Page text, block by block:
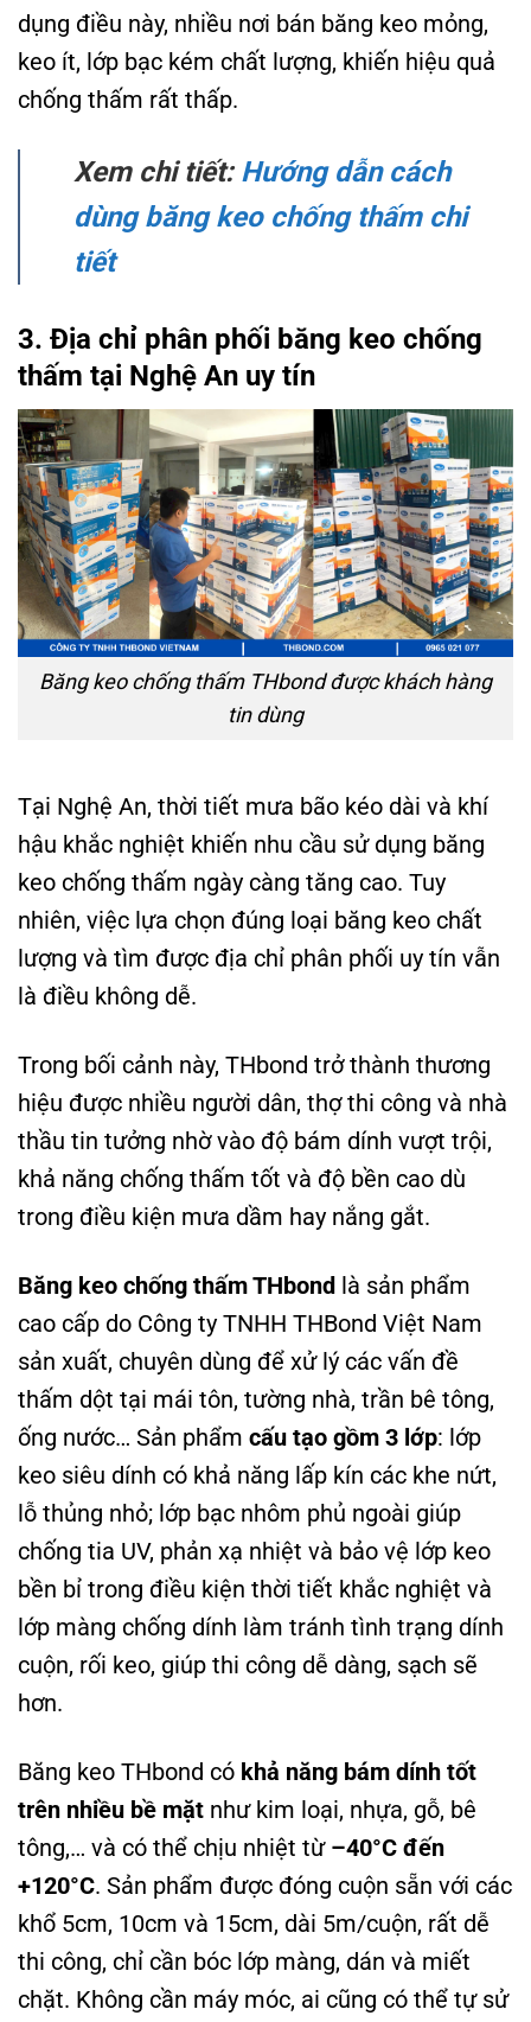
dụng điều này, nhiều nơi bán băng keo mỏng,
keo ít, lớp bạc kém chất lượng, khiến hiệu quả
chống thấm rất thấp.
Xem chi tiết: Hướng dẫn cách
dùng băng keo chống thấm chi
tiết
3. Địa chỉ phân phối băng keo chống
thấm tại Nghệ An uy tín
Băng keo chống thấm THbond được khách hàng
tin dùng
Tại Nghệ An, thời tiết mưa bão kéo dài và khí
hậu khắc nghiệt khiến nhu cầu sử dụng băng
keo chống thấm ngày càng tăng cao. Tuy
nhiên, việc lựa chọn đúng loại băng keo chất
lượng và tìm được địa chỉ phân phối uy tín vẫn
là điều không dễ.
Trong bối cảnh này, THbond trở thành thương
hiệu được nhiều người dân, thợ thi công và nhà
thầu tin tưởng nhờ vào độ bám dính vượt trội,
khả năng chống thấm tốt và độ bền cao dù
trong điều kiện mưa dầm hay nắng gắt.
Băng keo chống thấm THbond là sản phẩm
cao cấp do Công ty TNHH THBond Việt Nam
sản xuất, chuyên dùng để xử lý các vấn đề
thấm dột tại mái tôn, tường nhà, trần bê tông,
ống nước… Sản phẩm cấu tạo gồm 3 lớp: lớp
keo siêu dính có khả năng lấp kín các khe nứt,
lỗ thủng nhỏ; lớp bạc nhôm phủ ngoài giúp
chống tia UV, phản xạ nhiệt và bảo vệ lớp keo
bền bỉ trong điều kiện thời tiết khắc nghiệt và
lớp màng chống dính làm tránh tình trạng dính
cuộn, rối keo, giúp thi công dễ dàng, sạch sẽ
hơn.
Băng keo THbond có khả năng bám dính tốt
trên nhiều bề mặt như kim loại, nhựa, gỗ, bê
tông,… và có thể chịu nhiệt từ –40°C đến
+120°C. Sản phẩm được đóng cuộn sẵn với các
khổ 5cm, 10cm và 15cm, dài 5m/cuộn, rất dễ
thi công, chỉ cần bóc lớp màng, dán và miết
chặt. Không cần máy móc, ai cũng có thể tự sử